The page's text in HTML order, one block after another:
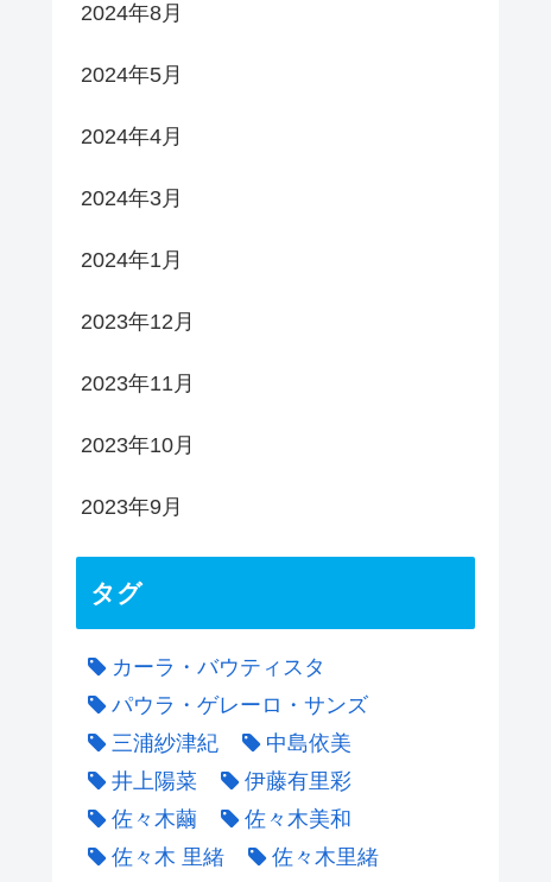
2024年8月
2024年5月
2024年4月
2024年3月
2024年1月
2023年12月
2023年11月
2023年10月
2023年9月
タグ
カーラ・バウティスタ
パウラ・ゲレーロ・サンズ
三浦紗津紀
中島依美
井上陽菜
伊藤有里彩
佐々木繭
佐々木美和
佐々木 里緒
佐々木里緒